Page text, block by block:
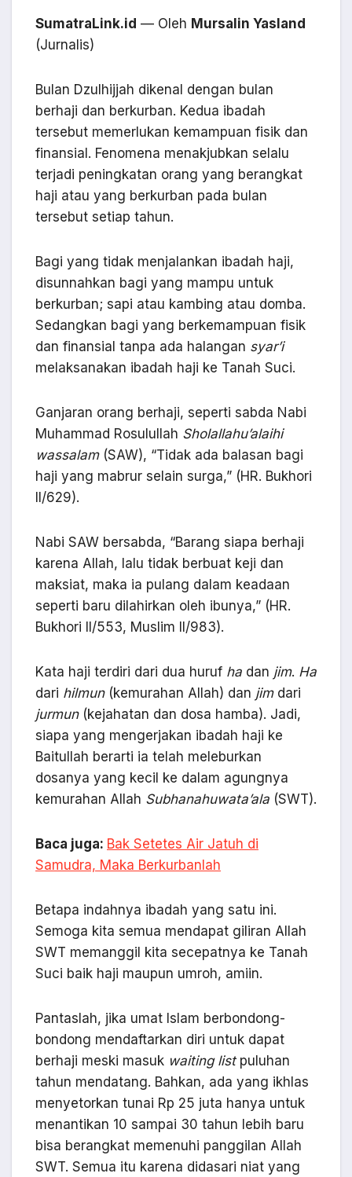
SumatraLink.id — Oleh Mursalin Yasland
(Jurnalis)
Bulan Dzulhijjah dikenal dengan bulan
berhaji dan berkurban. Kedua ibadah
tersebut memerlukan kemampuan fisik dan
finansial. Fenomena menakjubkan selalu
terjadi peningkatan orang yang berangkat
haji atau yang berkurban pada bulan
tersebut setiap tahun.
Bagi yang tidak menjalankan ibadah haji,
disunnahkan bagi yang mampu untuk
berkurban; sapi atau kambing atau domba.
Sedangkan bagi yang berkemampuan fisik
dan finansial tanpa ada halangan syar’i
melaksanakan ibadah haji ke Tanah Suci.
Ganjaran orang berhaji, seperti sabda Nabi
Muhammad Rosulullah Sholallahu’alaihi
wassalam(SAW), “Tidak ada balasan bagi
haji yang mabrur selain surga,” (HR. Bukhori
II/629).
Nabi SAW bersabda, “Barang siapa berhaji
karena Allah, lalu tidak berbuat keji dan
maksiat, maka ia pulang dalam keadaan
seperti baru dilahirkan oleh ibunya,” (HR.
Bukhori II/553, Muslim II/983).
Kata haji terdiri dari dua huruf ha dan jim. Ha
dari hilmun(kemurahan Allah) dan jimdari
jurmun(kejahatan dan dosa hamba). Jadi,
siapa yang mengerjakan ibadah haji ke
Baitullah berarti ia telah meleburkan
dosanya yang kecil ke dalam agungnya
kemurahan Allah Subhanahuwata’ala (SWT).
Baca juga: Bak Setetes Air Jatuh di
Samudra, Maka Berkurbanlah
Betapa indahnya ibadah yang satu ini.
Semoga kita semua mendapat giliran Allah
SWT memanggil kita secepatnya ke Tanah
Suci baik haji maupun umroh, amiin.
Pantaslah, jika umat Islam berbondong-
bondong mendaftarkan diri untuk dapat
berhaji meski masuk waiting listpuluhan
tahun mendatang. Bahkan, ada yang ikhlas
menyetorkan tunai Rp 25 juta hanya untuk
menantikan 10 sampai 30 tahun lebih baru
bisa berangkat memenuhi panggilan Allah
SWT. Semua itu karena didasari niat yang